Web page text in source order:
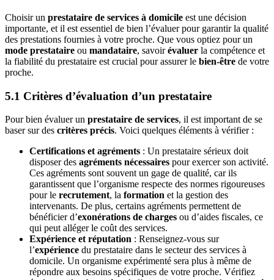
Choisir un prestataire de services à domicile est une décision
importante, et il est essentiel de bien l’évaluer pour garantir la qualité
des prestations fournies à votre proche. Que vous optiez pour un
mode prestataire ou mandataire, savoirévaluer la compétence et
la fiabilité du prestataire est crucial pour assurer le bien-être de votre
proche.
5.1 Critères d’évaluation d’un prestataire
Pour bien évaluer un prestataire de services, il est important de se
baser sur des critères précis. Voici quelques éléments à vérifier :
Certifications et agréments : Un prestataire sérieux doit
disposer des agréments nécessaires pour exercer son activité.
Ces agréments sont souvent un gage de qualité, car ils
garantissent que l’organisme respecte des normes rigoureuses
pour le recrutement, la formation et la gestion des
intervenants. De plus, certains agréments permettent de
bénéficier d’exonérations de charges ou d’aides fiscales, ce
qui peut alléger le coût des services.
Expérience et réputation : Renseignez-vous sur
l’expérience du prestataire dans le secteur des services à
domicile. Un organisme expérimenté sera plus à même de
répondre aux besoins spécifiques de votre proche. Vérifiez